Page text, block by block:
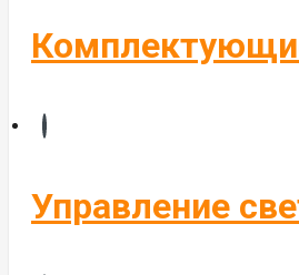
Управление